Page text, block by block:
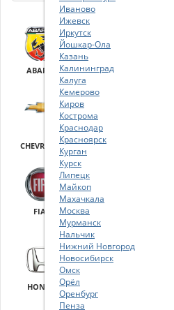
ABARTH
ALFA
CHEVROLET CITROEN
FIAT
PROFESSIONAL
HONDA
Иваново
Ижевск
Иркутск
Йошкар-Ола
Казань
Калининград
Калуга
Кемерово
Киров
Кострома
Краснодар
Красноярск
Курган
Курск
Липецк
Майкоп
Махачкала
Москва
Мурманск
Нальчик
Нижний Новгород
Новосибирск
Омск
Орёл
Оренбург
Пенза